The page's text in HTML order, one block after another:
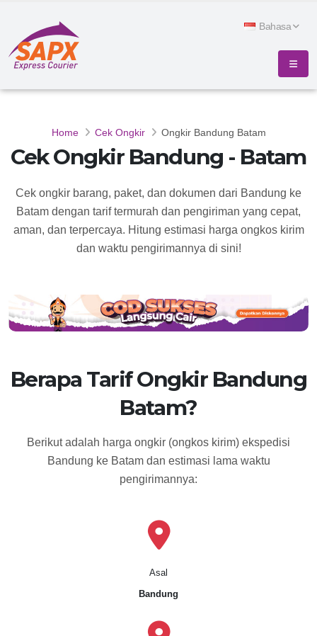
Bahasa
Home Cek Ongkir Ongkir Bandung Batam
Cek Ongkir Bandung - Batam
Cek ongkir barang, paket, dan dokumen dari Bandung ke
Batam dengan tarif termurah dan pengiriman yang cepat,
aman, dan terpercaya. Hitung estimasi harga ongkos kirim
dan waktu pengirimannya di sini!
Berapa Tarif Ongkir Bandung
Batam?
Berikut adalah harga ongkir (ongkos kirim) ekspedisi
Bandung ke Batam dan estimasi lama waktu
pengirimannya:
Asal
Bandung